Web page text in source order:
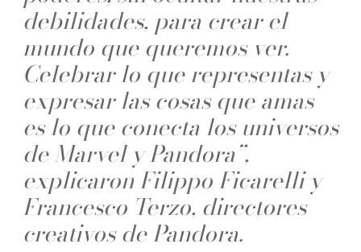
debilidades, para crear el
mundo que queremos ver.
Celebrar lo que representas y
expresar las cosas que amas
es lo que conecta los universos
de Marvel y Pandora”,
explicaron Filippo Ficarelli y
Francesco Terzo, directores
creativos de Pandora.